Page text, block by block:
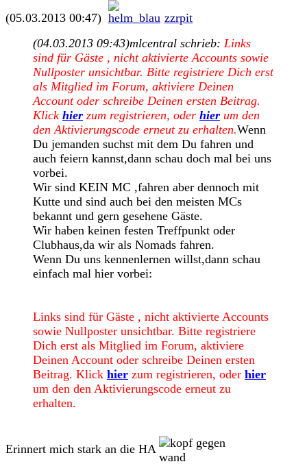
(05.03.2013 00:47)
zzrpit
(04.03.2013 09:43)mlcentral schrieb: Links
sind für Gäste , nicht aktivierte Accounts sowie
Nullposter unsichtbar. Bitte registriere Dich erst
als Mitglied im Forum, aktiviere Deinen
Account oder schreibe Deinen ersten Beitrag.
Klick hier zum registrieren, oder hier um den
den Aktivierungscode erneut zu erhalten.Wenn
Du jemanden suchst mit dem Du fahren und
auch feiern kannst,dann schau doch mal bei uns
vorbei.
Wir sind KEIN MC ,fahren aber dennoch mit
Kutte und sind auch bei den meisten MCs
bekannt und gern gesehene Gäste.
Wir haben keinen festen Treffpunkt oder
Clubhaus,da wir als Nomads fahren.
Wenn Du uns kennenlernen willst,dann schau
einfach mal hier vorbei:
Links sind für Gäste , nicht aktivierte Accounts
sowie Nullposter unsichtbar. Bitte registriere
Dich erst als Mitglied im Forum, aktiviere
Deinen Account oder schreibe Deinen ersten
Beitrag. Klick hier zum registrieren, oder hier
um den den Aktivierungscode erneut zu
erhalten.
Erinnert mich stark an die HA